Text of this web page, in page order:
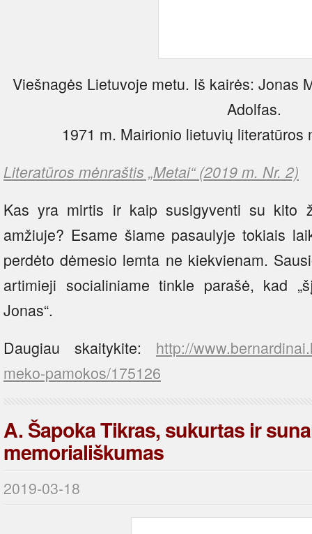
Viešnagės Lietuvoje metu. Iš kairės: Jonas
Adolfas.
1971 m. Mairionio lietuvių literatūros
Literatūros mėnraštis „Metai“ (2019 m. Nr. 2)
Kas yra mirtis ir kaip susigyventi su kito
amžiuje? Esame šiame pasaulyje tokiais
perdėto dėmesio lemta ne kiekvienam.
artimieji socialiniame tinkle parašė, kad
Jonas“.
Daugiau skaitykite: http://
meko-pamokos/175126
A. Šapoka Tikras, sukurtas ir
memoriališkumas
2019-03-18